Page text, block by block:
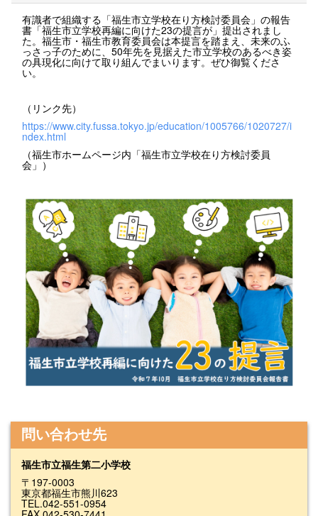
有識者で組織する「福生市立学校在り方検討委員会」の報告
書「福生市立学校再編に向けた23の提言が」提出されまし
た。福生市・福生市教育委員会は本提言を踏まえ、未来のふ
っさっ子のために、50年先を見据えた市立学校のあるべき姿
の具現化に向けて取り組んでまいります。ぜひ御覧くださ
い。
（リンク先）
https://www.city.fussa.tokyo.jp/education/1005766/1020727/i
ndex.html
（福生市ホームページ内「福生市立学校在り方検討委員
会」）
問い合わせ先
福生市立福生第二小学校
〒197-0003
東京都福生市熊川623
TEL.042-551-0954